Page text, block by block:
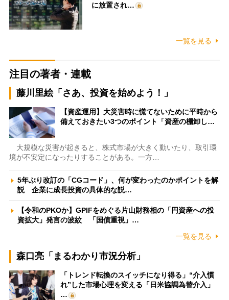
に放置され…
一覧を見る
注目の著者・連載
藤川里絵「さあ、投資を始めよう！」
【資産運用】大災害時に慌てないために平時から
備えておきたい3つのポイント「資産の棚卸し…
大規模な災害が起きると、株式市場が大きく動いたり、取引環
境が不安定になったりすることがある。一方…
5年ぶり改訂の「CGコード」、何が変わったのかポイントを解
説 企業に成長投資の具体的な説…
【令和のPKOか】GPIFをめぐる片山財務相の「円資産への投
資拡大」発言の波紋 「国債重視」…
一覧を見る
森口亮「まるわかり市況分析」
「トレンド転換のスイッチになり得る」“介入慣
れ”した市場心理を変える「日米協調為替介入」
…